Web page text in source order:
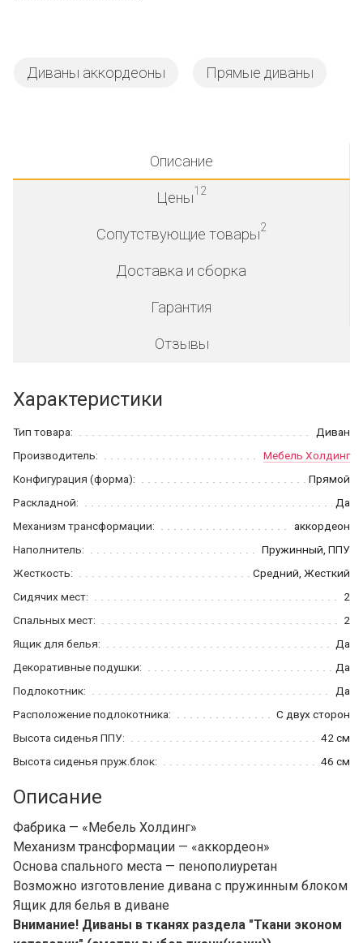
Диваны аккордеоны Прямые диваны
Описание
Цены12
Сопутствующие товары2
Доставка и сборка
Гарантия
Отзывы
Характеристики
Тип товара:
Диван
Производитель:
Мебель Холдинг
Конфигурация (форма):
Прямой
Раскладной:
Да
Механизм трансформации:
аккордеон
Наполнитель:
Пружинный, ППУ
Жесткость:
Средний, Жесткий
Сидячих мест:
2
Спальных мест:
2
Ящик для белья:
Да
Декоративные подушки:
Да
Подлокотник:
Да
Расположение подлокотника:
С двух сторон
Высота сиденья ППУ:
42 см
Высота сиденья пруж.блок:
46 см
Описание
Фабрика — «Мебель Холдинг»
Механизм трансформации — «аккордеон»
Основа спального места — пенополиуретан
Возможно изготовление дивана с пружинным блоком
Ящик для белья в диване
Внимание! Диваны в тканях раздела "Ткани эконом